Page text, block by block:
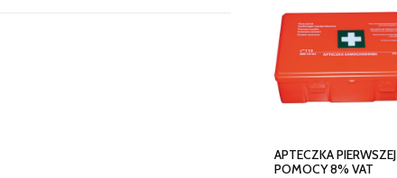
APTECZKA PIERWSZEJ
POMOCY 8% VAT